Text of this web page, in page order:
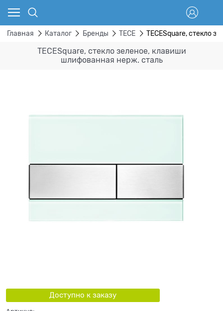
Главная Каталог Бренды TECE TECESquare, cтекло
TECESquare, cтекло зеленое, клавиши
шлифованная нерж. сталь
Доступно к заказу